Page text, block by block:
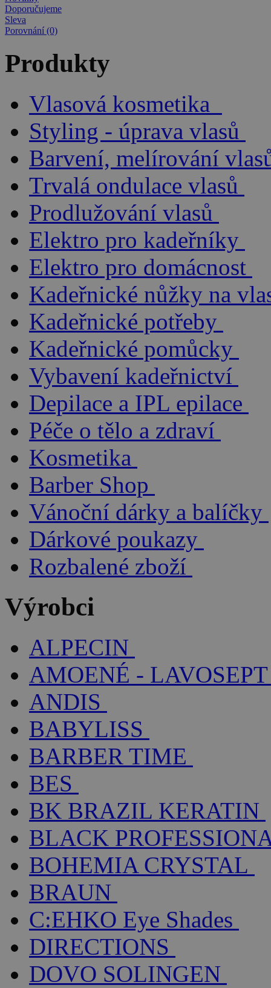
Doporučujeme
Sleva
Porovnání (0)
Produkty
Vlasová kosmetika
Styling - úprava vlasů
Barvení, melírování
Trvalá ondulace vlasů
Prodlužování vlasů
Elektro pro kadeřníky
Elektro pro domácnost
Kadeřnické nůžky na
Kadeřnické potřeby
Kadeřnické pomůcky
Vybavení kadeřnictví
Depilace a IPL epilace
Péče o tělo a zdraví
Kosmetika
Barber Shop
Vánoční dárky a balíčky
Dárkové poukazy
Rozbalené zboží
Výrobci
ALPECIN
AMOENÉ - LAVOSEPT
ANDIS
BABYLISS
BARBER TIME
BES
BK BRAZIL KERATIN
BLACK
BOHEMIA CRYSTAL
BRAUN
C:EHKO Eye Shades
DIRECTIONS
DOVO SOLINGEN